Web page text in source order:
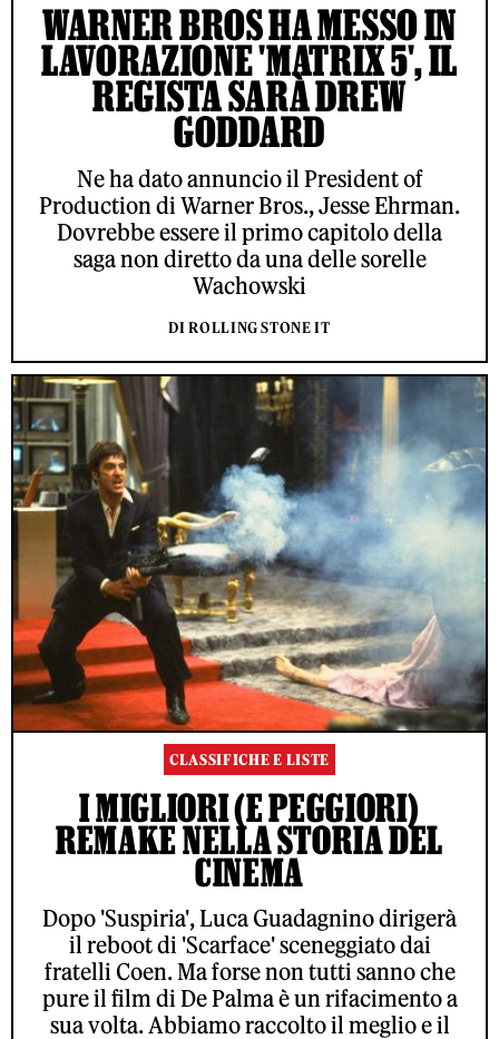
WARNER BROS HA MESSO IN
LAVORAZIONE 'MATRIX 5', IL
REGISTA SARÀ DREW
GODDARD
Ne ha dato annuncio il President of
Production di Warner Bros., Jesse Ehrman.
Dovrebbe essere il primo capitolo della
saga non diretto da una delle sorelle
Wachowski
DI ROLLING STONE IT
CLASSIFICHE E LISTE
I MIGLIORI (E PEGGIORI)
REMAKE NELLA STORIA DEL
CINEMA
Dopo 'Suspiria', Luca Guadagnino dirigerà
il reboot di 'Scarface' sceneggiato dai
fratelli Coen. Ma forse non tutti sanno che
pure il film di De Palma è un rifacimento a
sua volta. Abbiamo raccolto il meglio e il